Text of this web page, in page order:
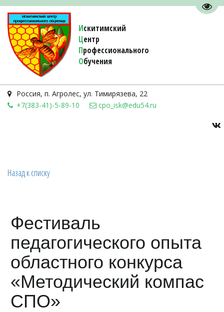
Искитимский
Центр
Профессионального
Обучения
Россия, п. Агролес, ул. Тимирязева, 22
+7(383-41)-5-89-10
cpo_isk@edu54.ru
Назад к списку
Фестиваль
педагогического опыта
областного конкурса
«Методический компас
СПО»